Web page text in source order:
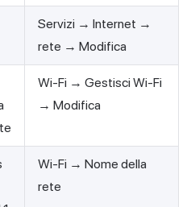
Servizi → Internet →
rete → Modifica
Wi-Fi → Gestisci Wi-Fi
→ Modifica
Wi-Fi → Nome della
rete